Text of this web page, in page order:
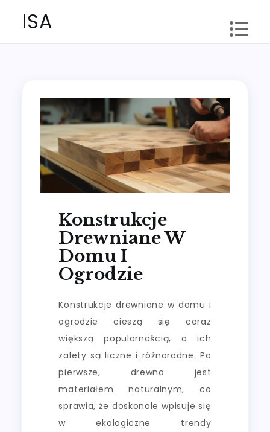
ISA
Konstrukcje
Drewniane W
Domu I
Ogrodzie
Konstrukcje drewniane w domu i
ogrodzie cieszą się coraz
większą popularnością, a ich
zalety są liczne i różnorodne. Po
pierwsze, drewno jest
materiałem naturalnym, co
sprawia, że doskonale wpisuje się
w ekologiczne trendy